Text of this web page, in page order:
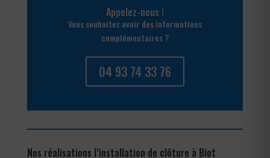
Appelez-nous !
Vous souhaitez avoir des informations
complémentaires ?
04 93 74 33 76
Nos réalisations l’installation de clôture à Biot